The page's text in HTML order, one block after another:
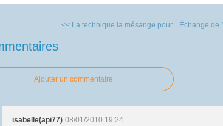
<< La technique la mésange pour... Échange de
Ajouter un commentaire
isabelle(api77) 08/01/2010 19:24